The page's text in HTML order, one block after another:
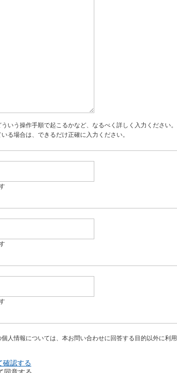
いう操作手順で起こるかなど、なるべく詳しく入力ください。
る場合は、できるだけ正確に入力ください。
人情報については、本お問い合わせに回答する目的以外に利
確認する